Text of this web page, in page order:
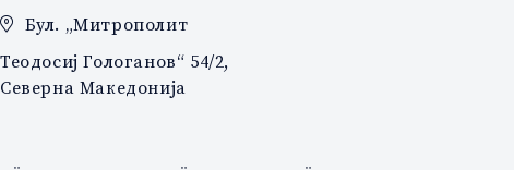
Бул. „Митрополит
Теодосиј Гологанов“ 54/2,
Северна Македонија